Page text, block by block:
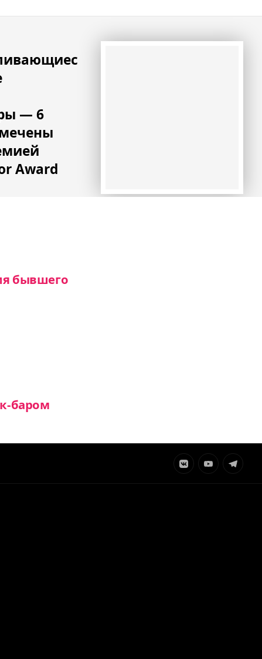
— 6
Award
бывшего
баром
ЭлементЭлементЭлемент